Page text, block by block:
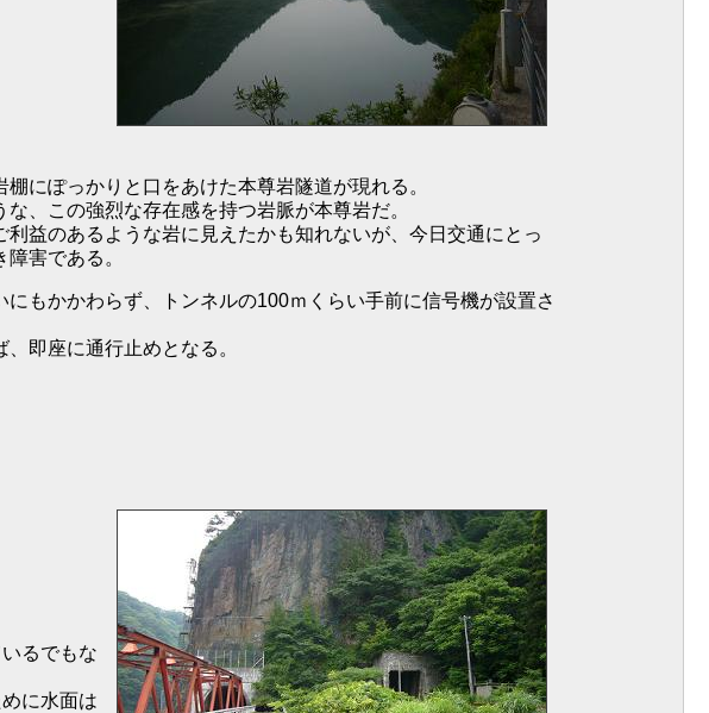
にぽっかりと口をあけた本尊岩隧道が現れる。
、この強烈な存在感を持つ岩脈が本尊岩だ。
益のあるような岩に見えたかも知れないが、今日交通にとっ
害である。
もかかわらず、トンネルの100ｍくらい手前に信号機が設置さ
即座に通行止めとなる。
るでもな
に水面は